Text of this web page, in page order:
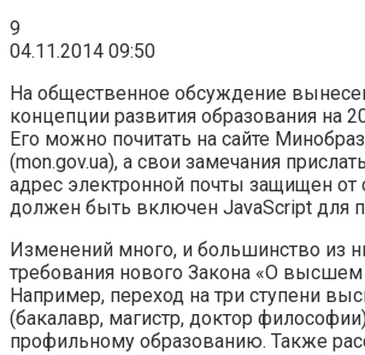
9
04.11.2014 09:50
На общественное обсуждение
концепции развития образования на
Его можно почитать на сайте
(mon.gov.ua), а свои замечания
адрес электронной почты защищен от
должен быть включен JavaScript для
Изменений много, и большинство из
требования нового Закона «О высшем
Например, переход на три ступени
(бакалавр, магистр, доктор
профильному образованию. Также